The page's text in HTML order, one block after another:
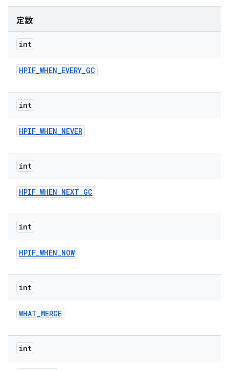
定数
int
HPIF_WHEN_EVERY_GC
int
HPIF_WHEN_NEVER
int
HPIF_WHEN_NEXT_GC
int
HPIF_WHEN_NOW
int
WHAT_MERGE
int